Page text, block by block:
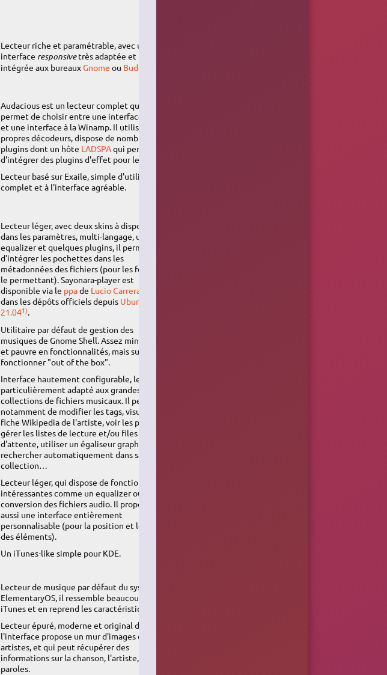
Lecteur riche et paramétrable, avec une
interface responsivetrès adaptée et bien
intégrée aux bureauxGnome ou Budgie
Audacious est un lecteur complet qui
permet de choisir entre une interface GTK+
et une interface à la Winamp. Il utilise ses
propres décodeurs, dispose de nombreux
plugins dont un hôte LADSPAqui permet
d'intégrer des plugins d'effet pour le son.
Lecteur basé sur Exaile, simple d'utilisation,
complet et à l'interface agréable.
Lecteur léger, avec deux skins à disposition
dans les paramètres, multi-langage, un
equalizer et quelques plugins, il permet
d'intégrer les pochettes dans les
métadonnées des fichiers (pour les formats
le permettant). Sayonara-player est
disponible via le ppade Lucio Carreras
dans les dépôts officiels depuis Ubuntu
21.041).
Utilitaire par défaut de gestion des
musiques de Gnome Shell. Assez minimaliste
et pauvre en fonctionnalités, mais supposé
fonctionner "out of the box".
Interface hautement configurable, lecteur
particulièrement adapté aux grandes
collections de fichiers musicaux. Il permet
notamment de modifier les tags, visualiser la
fiche Wikipedia de l'artiste, voir les paroles,
gérer les listes de lecture et/ou files
d'attente, utiliser un égaliseur graphique,
rechercher automatiquement dans sa
collection…
Lecteur léger, qui dispose de fonctionnalités
intéressantes comme un equalizer ou la
conversion des fichiers audio. Il propose
aussi une interface entièrement
personnalisable (pour la position et le choix
des éléments).
Un iTunes-like simple pour KDE.
Lecteur de musique par défaut du système
ElementaryOS, il ressemble beaucoup à
iTunes et en reprend les caractéristiques.
Lecteur épuré, moderne et original dont
l'interface propose un mur d'images des
artistes, et qui peut récupérer des
informations sur la chanson, l'artiste, les
paroles.